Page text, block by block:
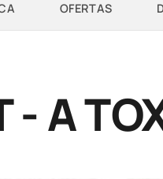
OFERTAS
- A